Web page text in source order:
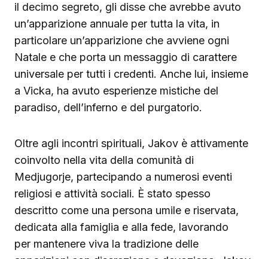
il decimo segreto, gli disse che avrebbe avuto
un’apparizione annuale per tutta la vita, in
particolare un’apparizione che avviene ogni
Natale e che porta un messaggio di carattere
universale per tutti i credenti. Anche lui, insieme
a Vicka, ha avuto esperienze mistiche del
paradiso, dell’inferno e del purgatorio.
Oltre agli incontri spirituali, Jakov è attivamente
coinvolto nella vita della comunità di
Medjugorje, partecipando a numerosi eventi
religiosi e attività sociali. È stato spesso
descritto come una persona umile e riservata,
dedicata alla famiglia e alla fede, lavorando
per mantenere viva la tradizione delle